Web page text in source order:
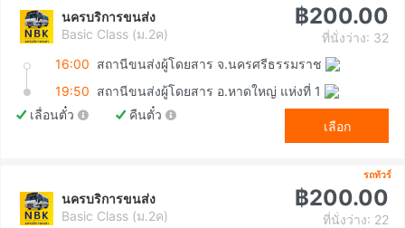
นครบริการขนส่ง
Basic Class (ม.2ค)
฿200.00
ที่นั่งว่าง: 32
16:00 สถานีขนส่งผู้โดยสาร จ.นครศรีธรรมราช
19:50 สถานีขนส่งผู้โดยสาร อ.หาดใหญ่ แห่งที่ 1
เลื่อนตั๋ว
คืนตั๋ว
เลือก
รถทัวร์
นครบริการขนส่ง
Basic Class (ม.2ค)
฿200.00
ที่นั่งว่าง: 22